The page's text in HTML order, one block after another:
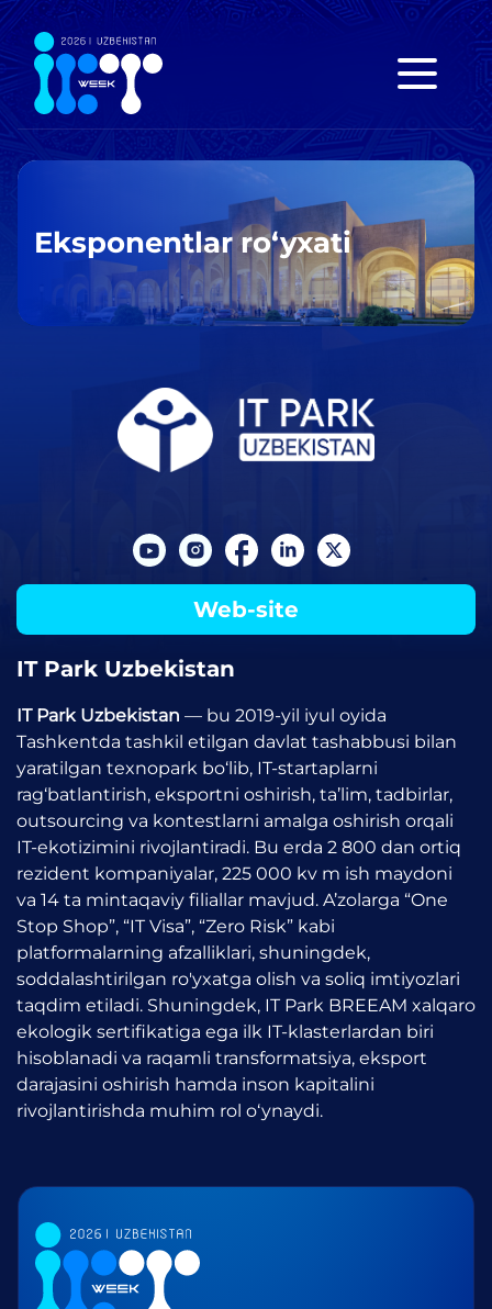
Eksponentlar ro‘yxati
Web-site
IT Park Uzbekistan
IT Park Uzbekistan — bu 2019-yil iyul oyida
Tashkentda tashkil etilgan davlat tashabbusi bilan
yaratilgan texnopark bo‘lib, IT-startaplarni
rag‘batlantirish, eksportni oshirish, ta’lim, tadbirlar,
outsourcing va kontestlarni amalga oshirish orqali
IT-ekotizimini rivojlantiradi. Bu erda 2 800 dan ortiq
rezident kompaniyalar, 225 000 kv m ish maydoni
va 14 ta mintaqaviy filiallar mavjud. A’zolarga “One
Stop Shop”, “IT Visa”, “Zero Risk” kabi
platformalarning afzalliklari, shuningdek,
soddalashtirilgan ro'yxatga olish va soliq imtiyozlari
taqdim etiladi. Shuningdek, IT Park BREEAM xalqaro
ekologik sertifikatiga ega ilk IT-klasterlardan biri
hisoblanadi va raqamli transformatsiya, eksport
darajasini oshirish hamda inson kapitalini
rivojlantirishda muhim rol o‘ynaydi.